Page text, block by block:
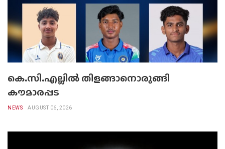
കെ.സി.എല്ലിൽ തിളങ്ങാനൊരുങ്ങി
കൗമാരപ്പട
NEWS AUGUST 06, 2026